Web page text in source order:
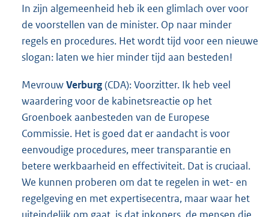
In zijn algemeenheid heb ik een glimlach over voor
de voorstellen van de minister. Op naar minder
regels en procedures. Het wordt tijd voor een nieuwe
slogan: laten we hier minder tijd aan besteden!
MevrouwVerburg(CDA): Voorzitter. Ik heb veel
waardering voor de kabinetsreactie op het
Groenboek aanbesteden van de Europese
Commissie. Het is goed dat er aandacht is voor
eenvoudige procedures, meer transparantie en
betere werkbaarheid en effectiviteit. Dat is cruciaal.
We kunnen proberen om dat te regelen in wet- en
regelgeving en met expertisecentra, maar waar het